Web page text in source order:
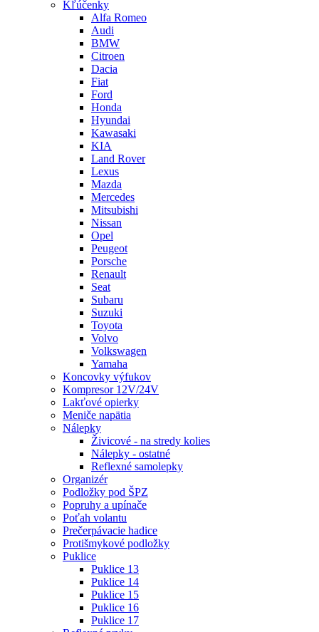
Kľúčenky
Alfa Romeo
Audi
BMW
Citroen
Dacia
Fiat
Ford
Honda
Hyundai
Kawasaki
KIA
Land Rover
Lexus
Mazda
Mercedes
Mitsubishi
Nissan
Opel
Peugeot
Porsche
Renault
Seat
Subaru
Suzuki
Toyota
Volvo
Volkswagen
Yamaha
Koncovky výfukov
Kompresor 12V/24V
Lakťové opierky
Meniče napätia
Nálepky
Živicové - na stredy kolies
Nálepky - ostatné
Reflexné samolepky
Organizér
Podložky pod ŠPZ
Popruhy a upínače
Poťah volantu
Prečerpávacie hadice
Protišmykové podložky
Puklice
Puklice 13
Puklice 14
Puklice 15
Puklice 16
Puklice 17